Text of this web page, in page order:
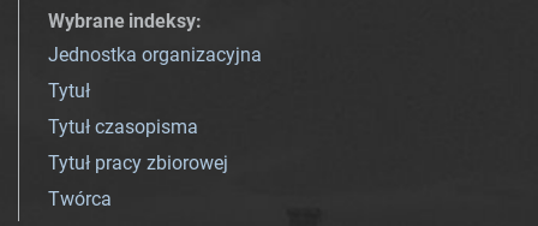
Wybrane indeksy:
Jednostka organizacyjna
Tytuł
Tytuł czasopisma
Tytuł pracy zbiorowej
Twórca